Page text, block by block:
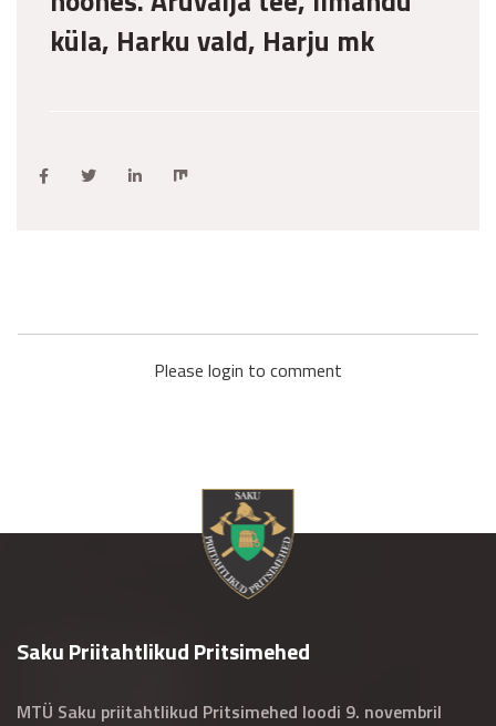
küla, Harku vald, Harju mk
Please login to comment
Saku Priitahtlikud Pritsimehed
MTÜ Saku priitahtlikud Pritsimehed loodi 9. novembril